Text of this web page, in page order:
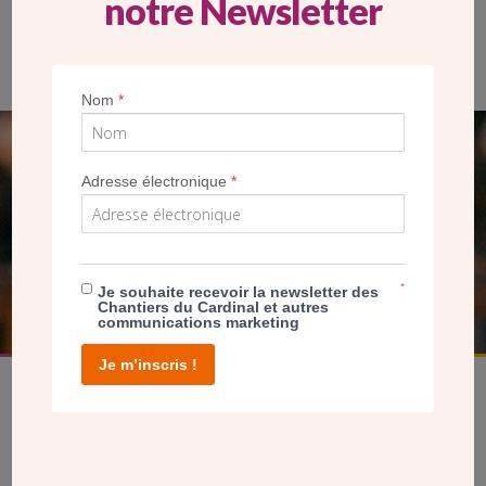
SEUL VOTRE DON
NOUS PERMET D’AGIR
FAIRE UN DON
notre Newsletter
Nom*
Adresse électronique*
Je souhaite recevoir la newsletter des
Chantiers du Cardinal et autres
communications marketing
*
Je m’inscris !